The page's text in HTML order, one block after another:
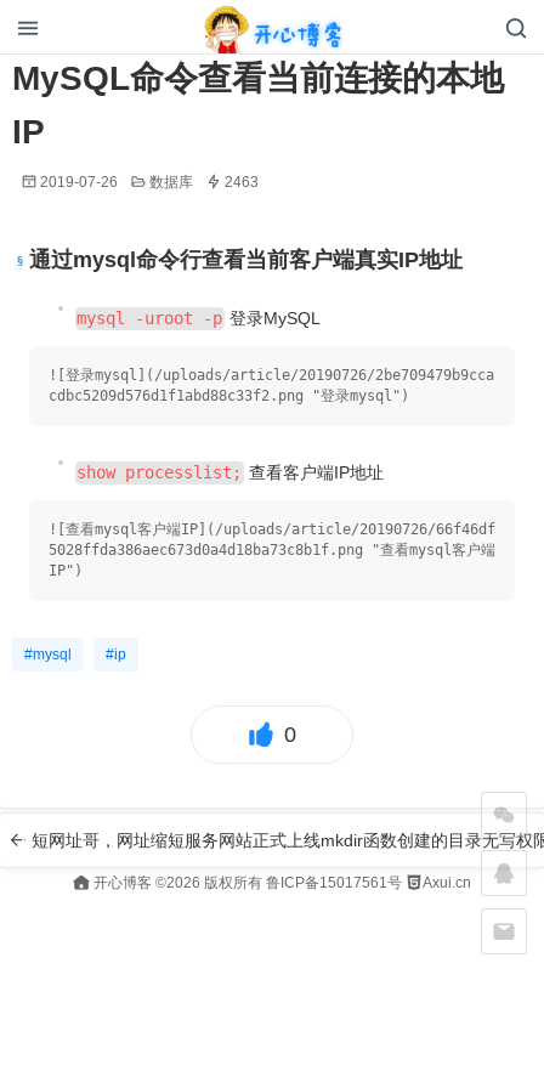
开心博客
MySQL命令查看当前连接的本地
IP
2019-07-26 数据库 2463
通过mysql命令行查看当前客户端真实IP地址
mysql -uroot -p 登录MySQL
![登录mysql](/uploads/article/20190726/2be709479b9cca
cdbc5209d576d1f1abd88c33f2.png "登录mysql")
show processlist; 查看客户端IP地址
![查看mysql客户端IP](/uploads/article/20190726/66f46df
5028ffda386aec673d0a4d18ba73c8b1f.png "查看mysql客户端
#mysql #ip
0
短网址哥，网址缩短服务网站正式上线mkdir函数创建的目录无写权
开心博客 ©2026 版权所有 鲁ICP备15017561号 Axui.cn